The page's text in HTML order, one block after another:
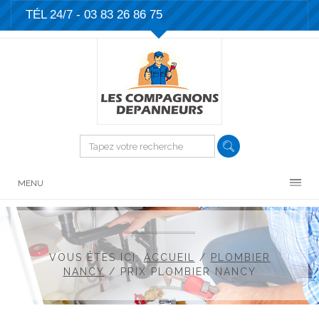
TÉL 24/7 - 03 83 26 86 75
MENU
VOUS ÊTES ICI:ACCUEIL /
PLOMBIER
NANCY/ PRIX PLOMBIER NANCY